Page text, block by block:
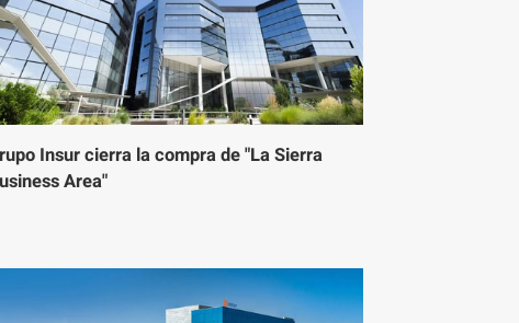
Insur cierra la compra de "La Sierra
Area"